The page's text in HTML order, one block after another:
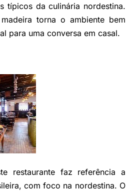
típicos da culinária nordestina.
torna o ambiente bem
para uma conversa em casal.
restaurante faz referência a
com foco na nordestina. O